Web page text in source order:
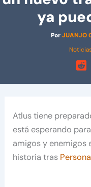
ya
PorJUANJO
Atlus tiene
está esperando
amigos y enemigos
historia tras